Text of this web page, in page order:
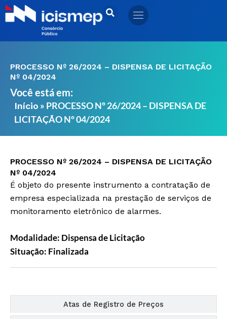
Ir
para
PROCESSO Nº 26/2024 – DISPENSA DE LICITAÇÃO
Nº 04/2024
Você está em:
Início » PROCESSO Nº 26/2024 – DISPENSA DE
LICITAÇÃO Nº 04/2024
PROCESSO Nº 26/2024 – DISPENSA DE LICITAÇÃO
Nº 04/2024
É objeto do presente instrumento a contratação de
empresa especializada na prestação de serviços de
monitoramento eletrônico de alarmes.
Modalidade: Dispensa de Licitação
Situação: Finalizada
Atas de Registro de Preços